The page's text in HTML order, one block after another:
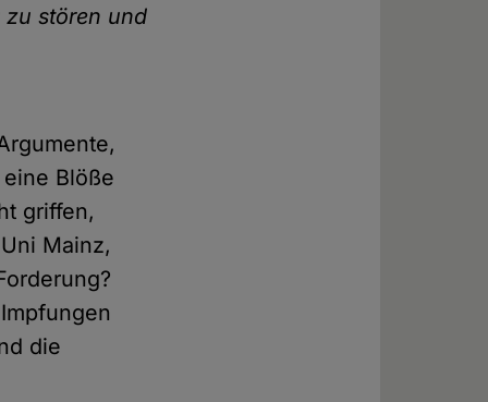
zu stören und
Blöße
griffen,
Mainz,
die